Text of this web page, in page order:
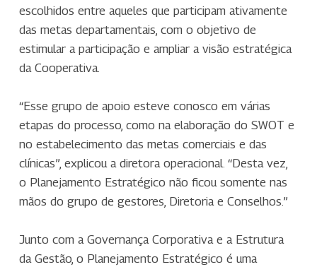
escolhidos entre aqueles que participam ativamente
das metas departamentais, com o objetivo de
estimular a participação e ampliar a visão estratégica
da Cooperativa.
“Esse grupo de apoio esteve conosco em várias
etapas do processo, como na elaboração do SWOT e
no estabelecimento das metas comerciais e das
clínicas”, explicou a diretora operacional. “Desta vez,
o Planejamento Estratégico não ficou somente nas
mãos do grupo de gestores, Diretoria e Conselhos.”
Junto com a Governança Corporativa e a Estrutura
da Gestão, o Planejamento Estratégico é uma